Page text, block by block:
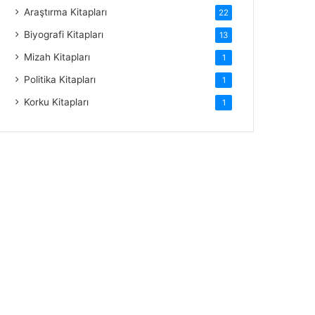
Araştırma Kitapları 22
Biyografi Kitapları 13
Mizah Kitapları 1
Politika Kitapları 1
Korku Kitapları 1